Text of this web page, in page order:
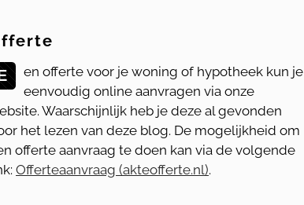
en offerte voor je woning of hypotheek kun je
eenvoudig online aanvragen via onze
Waarschijnlijk heb je deze al gevonden
het lezen van deze blog. De mogelijkheid om
offerte aanvraag te doen kan via de volgende
Offerteaanvraag (akteofferte.nl).